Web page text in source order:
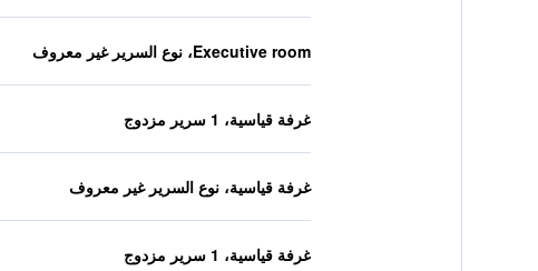
Executive room، نوع السرير غير معروف
غرفة قياسية، 1 سرير مزدوج
غرفة قياسية، نوع السرير غير معروف
غرفة قياسية، 1 سرير مزدوج